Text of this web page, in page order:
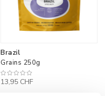
Brazil
Grains 250g
13,95 CHF